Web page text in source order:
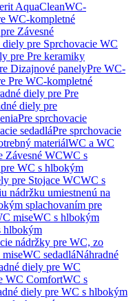
AquaCleanWC-
WC-kompletné
Závesné
diely pre Sprchovacie WC
pre Pre keramiky
Dizajnové panelyPre WC-
Pre WC-kompletné
diely pre Pre
diely pre
Pre sprchovacie
sedadláPre sprchovacie
materiálWC a WC
Závesné WCWC s
WC s hlbokým
pre Stojace WCWC s
nádržku umiestnenú na
splachovaním pre
miseWC s hlbokým
hlbokým
nádržky pre WC, zo
WC sedadláNáhradné
diely pre WC
WC ComfortWC s
diely pre WC s hlbokým